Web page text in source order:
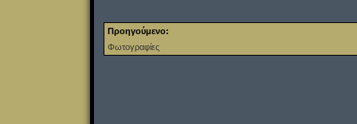
Προηγούμενο:
Φωτογραφίες